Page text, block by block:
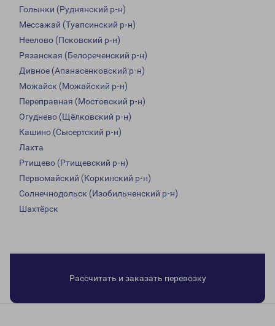
Голынки (Руднянский р-н)
Мессажай (Туапсинский р-н)
Неелово (Псковский р-н)
Рязанская (Белореченский р-н)
Дивное (Апанасенковский р-н)
Можайск (Можайский р-н)
Переправная (Мостовский р-н)
Огуднево (Щёлковский р-н)
Кашино (Сысертский р-н)
Лахта
Ртищево (Ртищевский р-н)
Первомайский (Коркинский р-н)
Солнечнодольск (Изобильненский р-н)
Шахтёрск
Рассчитать и заказать перевозку